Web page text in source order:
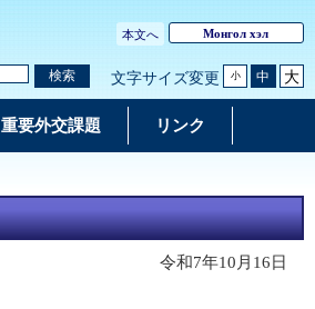
本文へ Монгол хэл
検索 文字サイズ変更 小 中 大
重要外交課題 リンク
令和7年10月16日